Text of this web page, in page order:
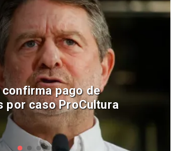
construcción de
Teniente por